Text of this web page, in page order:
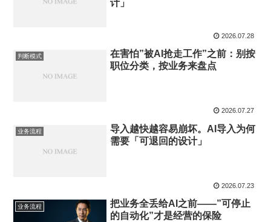
计」
2026.07.28
判断模式
在害怕”被AI抢走工作”之前：别按
职位分类，按业务来盘点
2026.07.27
业务流程
导入越快越容易崩坏。AI导入为何
需要「可退回的设计」
2026.07.23
业务流程
把业务全丢给AI之前——”可停止
的自动化”才是经营的保险